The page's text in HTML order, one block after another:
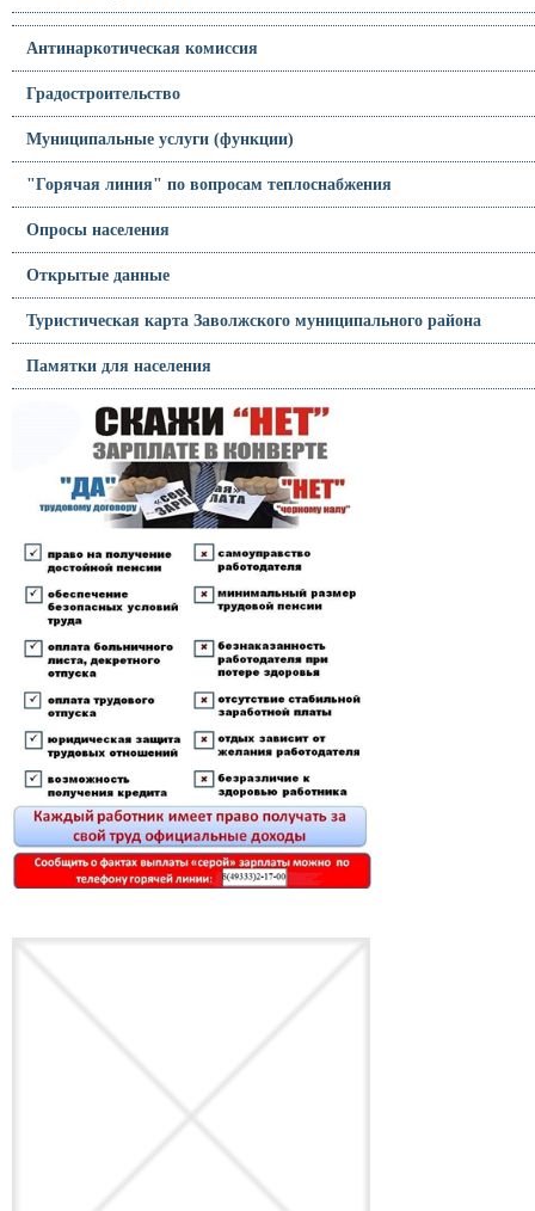
Антинаркотическая комиссия
Градостроительство
Муниципальные услуги (функции)
"Горячая линия" по вопросам теплоснабжения
Опросы населения
Открытые данные
Туристическая карта Заволжского муниципального района
Памятки для населения